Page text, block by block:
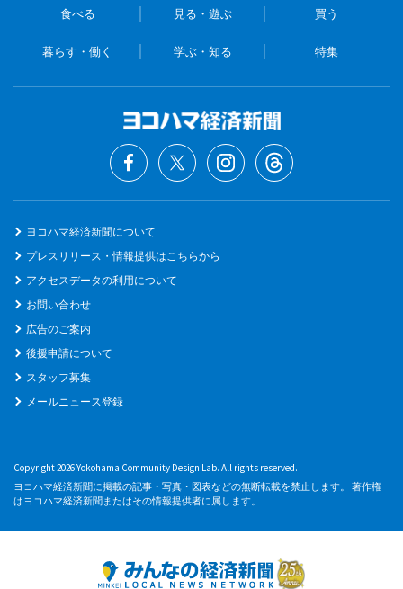
食べる 見る・遊ぶ 買う
暮らす・働く 学ぶ・知る 特集
ヨコハマ経済新聞について
プレスリリース・情報提供はこちらから
アクセスデータの利用について
お問い合わせ
広告のご案内
後援申請について
スタッフ募集
メールニュース登録
Copyright 2026 Yokohama Community Design Lab. All rights reserved.
ヨコハマ経済新聞に掲載の記事・写真・図表などの無断転載を禁止します。 著作権
はヨコハマ経済新聞またはその情報提供者に属します。